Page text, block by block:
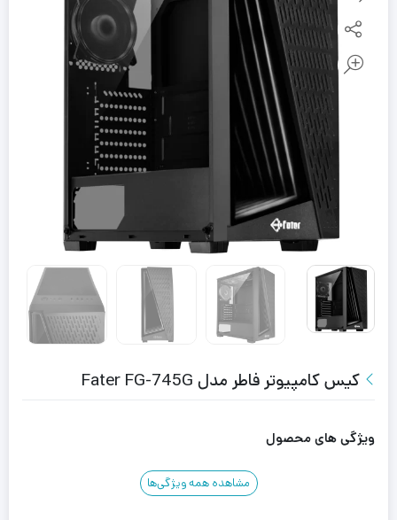
کیس کامپیوتر فاطر مدل Fater FG-745G
ویژگی های محصول
مشاهده همه ویژگی‌ها